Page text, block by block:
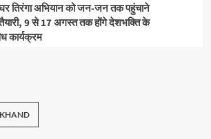
तिरंगा अभियान को जन-जन तक पहुंचाने
9 से 17 अगस्त तक होंगे देशभक्ति के
कार्यक्रम